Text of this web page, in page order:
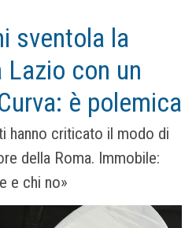
sventola la
Lazio con un
è polemica
hanno criticato il modo di
della Roma. Immobile:
e chi no»